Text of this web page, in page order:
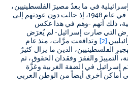
في ما بعدُ مصيرَ الفلسطينيين،
الذين صار 750 ألفاً منهم لاجئين في عام 1948، إذ حالت دون عودتهم إلى
ذلك أنهم -وهم في هذا عكس
التي صارت إسرائيل- لم يُعرَض
[2] وتدافعت مرَّات، منذ عام
الفلسطينيين، الذين ما يزال كثيرٌ
التمييزَ والفقرَ وفقدان الحقوق، ثم
إسرائيل في الضفة الغربية وغزَّة
منذ عام 1967)، بل في أماكن أخرى أيضاً من الوطن العربي